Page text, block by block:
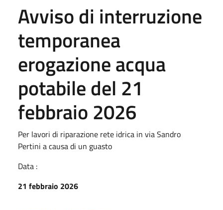
Avviso di interruzione
temporanea
erogazione acqua
potabile del 21
febbraio 2026
Per lavori di riparazione rete idrica in via Sandro
Pertini a causa di un guasto
Data :
21 febbraio 2026